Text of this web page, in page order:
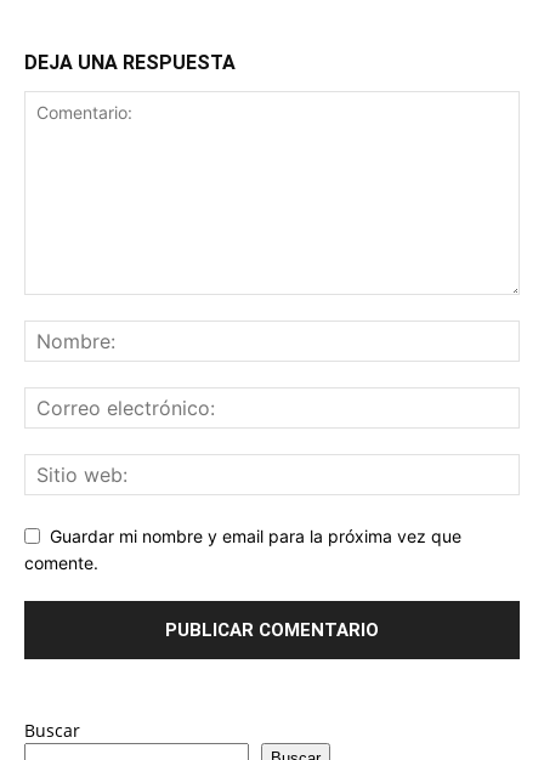
DEJA UNA RESPUESTA
Guardar mi nombre y email para la próxima vez que
comente.
Buscar